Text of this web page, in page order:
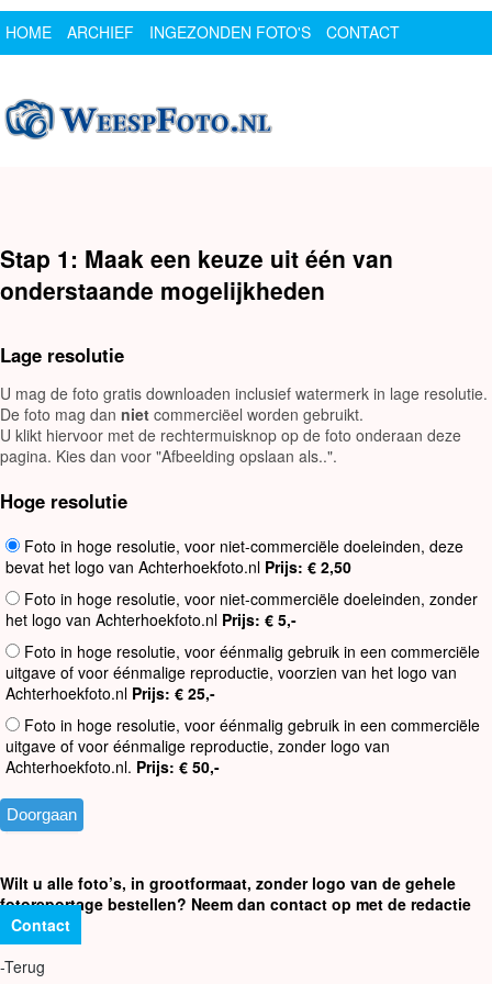
HOME ARCHIEF INGEZONDEN FOTO'S
CONTACT
Stap 1: Maak een keuze uit één van
onderstaande mogelijkheden
Lage resolutie
U mag de foto gratis downloaden inclusief watermerk in lage resolutie.
De foto mag dan niet commerciëel worden gebruikt.
U klikt hiervoor met de rechtermuisknop op de foto onderaan deze
pagina. Kies dan voor "Afbeelding opslaan als..".
Hoge resolutie
Foto in hoge resolutie, voor niet-commerciële doeleinden, deze
bevat het logo van Achterhoekfoto.nl Prijs: € 2,50
Foto in hoge resolutie, voor niet-commerciële doeleinden, zonder
het logo van Achterhoekfoto.nl Prijs: € 5,-
Foto in hoge resolutie, voor éénmalig gebruik in een commerciële
uitgave of voor éénmalige reproductie, voorzien van het logo van
Achterhoekfoto.nl Prijs: € 25,-
Foto in hoge resolutie, voor éénmalig gebruik in een commerciële
uitgave of voor éénmalige reproductie, zonder logo van
Achterhoekfoto.nl. Prijs: € 50,-
Wilt u alle foto’s, in grootformaat, zonder logo van de gehele
fotoreportage bestellen? Neem dan contact op met de redactie
Contact
-Terug